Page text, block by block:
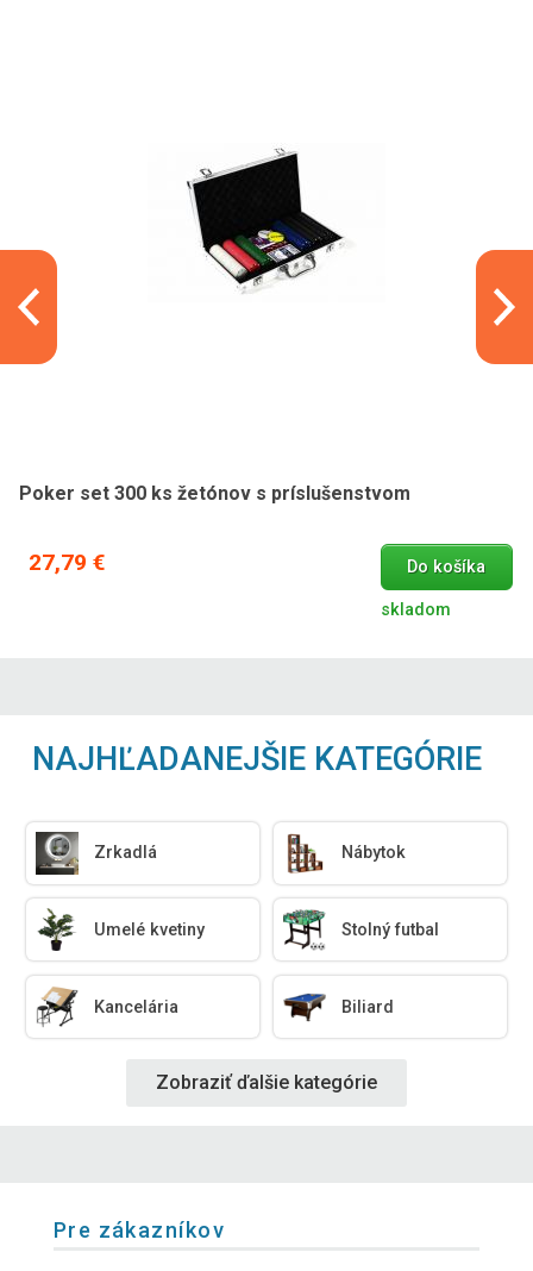
Poker set 300 ks žetónov s príslušenstvom
27,79 € Do košíka
skladom
NAJHĽADANEJŠIE KATEGÓRIE
Zrkadlá Nábytok
Umelé kvetiny Stolný futbal
Kancelária Biliard
Zobraziť ďalšie kategórie
Pre zákazníkov